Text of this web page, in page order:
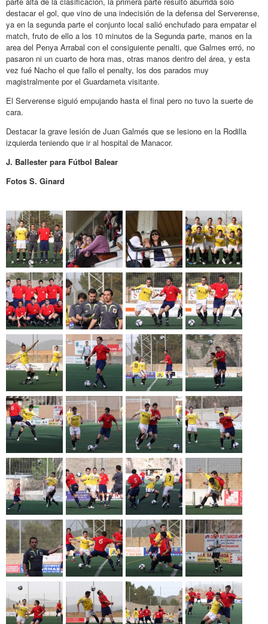
destacar el gol, que vino de una indecisión de la defensa del Serverense,
ya en la segunda parte el conjunto local salió enchufado para empatar el
match, fruto de ello a los 10 minutos de la Segunda parte, manos en la
area del Penya Arrabal con el consiguiente penalti, que Galmes erró, no
pasaron ni un cuarto de hora mas, otras manos dentro del área, y esta
vez fué Nacho el que fallo el penalty, los dos parados muy
magistralmente por el Guardameta visitante.
El Serverense siguió empujando hasta el final pero no tuvo la suerte de
cara.
Destacar la grave lesión de Juan Galmés que se lesiono en la Rodilla
izquierda teniendo que ir al hospital de Manacor.
J. Ballester para Fútbol Balear
Fotos S. Ginard